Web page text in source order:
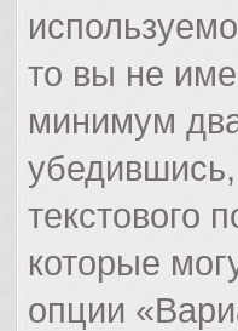
то вы не
минимум
текстового
которые
опции